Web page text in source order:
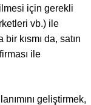
için gerekli
vb.) ile
kısmı da, satın
ile
geliştirmek,